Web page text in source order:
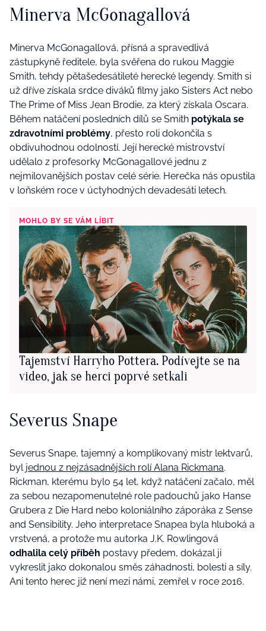
Minerva McGonagallová
Minerva McGonagallová, přísná a spravedlivá
zástupkyně ředitele, byla svěřena do rukou Maggie
Smith, tehdy pětašedesátileté herecké legendy. Smith si
už dříve získala srdce diváků filmy jako Sisters Act nebo
The Prime of Miss Jean Brodie, za který získala Oscara.
Během natáčení posledních dílů se Smith potýkala se
zdravotními problémy, přesto roli dokončila s
obdivuhodnou odolností. Její herecké mistrovství
udělalo z profesorky McGonagallové jednu z
nejmilovanějších postav celé série. Herečka nás opustila
v loňském roce v úctyhodných devadesáti letech.
MOHLO BY SE VÁM LÍBIT
Tajemství Harryho Pottera. Podívejte se na
video, jak se herci poprvé setkali
Severus Snape
Severus Snape, tajemný a komplikovaný mistr lektvarů,
byl jednou z nejzásadnějších rolí Alana Rickmana.
Rickman, kterému bylo 54 let, když natáčení začalo, měl
za sebou nezapomenutelné role padouchů jako Hanse
Grubera z Die Hard nebo koloniálního záporáka z Sense
and Sensibility. Jeho interpretace Snapea byla hluboká a
vrstvená, a protože mu autorka J.K. Rowlingová
odhalila celý příběh postavy předem, dokázal ji
vykreslit jako dokonalou směs záhadnosti, bolesti a síly.
Ani tento herec již není mezi námi, zemřel v roce 2016.